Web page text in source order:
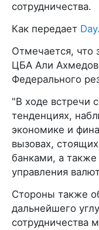
сотрудничества.
Как передает
Отмечается, что
ЦБА Али Ахмедов
Федерального
"В ходе встречи
тенденциях,
экономике и
вызовах,
банками, а
управления
Стороны также
дальнейшего
сотрудничества